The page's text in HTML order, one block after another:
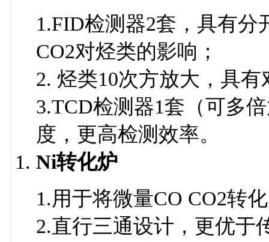
1.FID检测器2套，具有分
CO2对烃类的影响；
2. 烃类10次方放大，具
3.TCD检测器1套（可多
度，更高检测效率。
Ni转化炉
1.用于将微量CO CO2转
2.直行三通设计，更优于